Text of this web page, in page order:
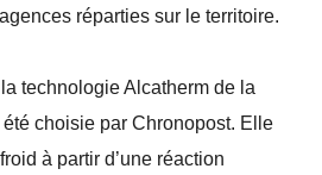
réparties sur le territoire.
technologie Alcatherm de la
choisie par Chronopost. Elle
à partir d’une réaction